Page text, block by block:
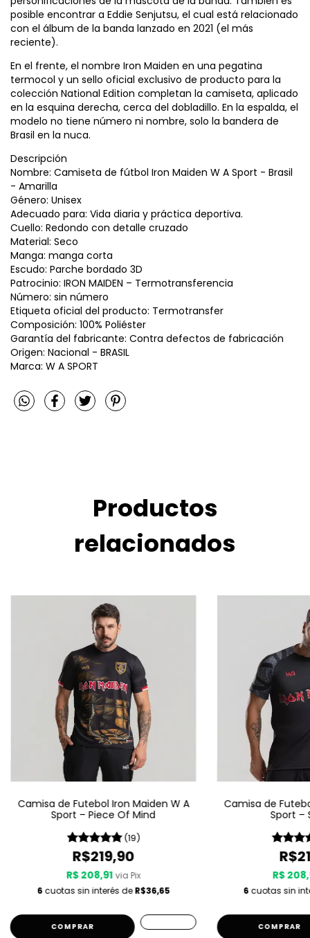
posible encontrar a Eddie Senjutsu, el cual está relacionado
con el álbum de la banda lanzado en 2021 (el más
reciente).
En el frente, el nombre Iron Maiden en una pegatina
termocol y un sello oficial exclusivo de producto para la
colección National Edition completan la camiseta, aplicado
en la esquina derecha, cerca del dobladillo. En la espalda, el
modelo no tiene número ni nombre, solo la bandera de
Brasil en la nuca.
Descripción
Nombre: Camiseta de fútbol Iron Maiden W A Sport - Brasil
- Amarilla
Género: Unisex
Adecuado para: Vida diaria y práctica deportiva.
Cuello: Redondo con detalle cruzado
Material: Seco
Manga: manga corta
Escudo: Parche bordado 3D
Patrocinio: IRON MAIDEN – Termotransferencia
Número: sin número
Etiqueta oficial del producto: Termotransfer
Composición: 100% Poliéster
Garantía del fabricante: Contra defectos de fabricación
Origen: Nacional - BRASIL
Marca: W A SPORT
Productos
relacionados
Camisa de Futebol Iron Maiden W A
Sport – Piece Of Mind
(19)
R$219,90
R$ 208,91 via Pix
6 cuotas sin interés deR$36,65
COMPRAR
Camisa de
Sport –
R$
6 cuotas sin
COMPRAR